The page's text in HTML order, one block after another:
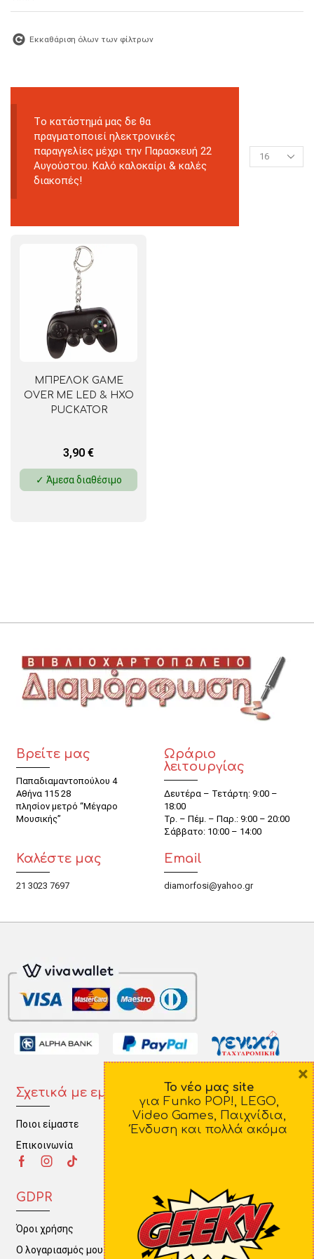
Tο κατάστημά μας δε θα
πραγματοποιεί ηλεκτρονικές
παραγγελίες μέχρι την Παρασκευή 22
Αυγούστου. Καλό καλοκαίρι & καλές
διακοπές!
ΜΠΡΕΛΟΚ GAME
OVER ΜΕ LED & ΗΧΟ
PUCKATOR
3,90 €
✓ Άμεσα διαθέσιμο
Εκκαθάριση όλων των φίλτρων
Βρείτε μας
Παπαδιαμαντοπούλου 4
Αθήνα 115 28
πλησίον μετρό “Μέγαρο
Μουσικής”
Ωράριο
λειτουργίας
Δευτέρα – Τετάρτη: 9:00 –
18:00
Τρ. – Πέμ. – Παρ.: 9:00 – 20:00
Σάββατο: 10:00 – 14:00
Καλέστε μας
21 3023 7697
Email
diamorfosi@yahoo.gr
Σχετικά με εμάς
Ποιοι είμαστε
Επικοινωνία
Πληροφορίες
Τρόποι Πληρωμής
GDPR
Όροι χρήσης
Ο λογαριασμός μου
Το νέο μας site
για Funko POP!, LEGO,
Video Games, Παιχνίδια,
Ένδυση και πολλά ακόμα
×